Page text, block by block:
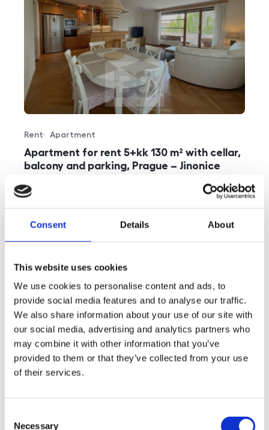
Consent Details About
This website uses cookies
We use cookies to personalise content and ads, to
provide social media features and to analyse our traffic.
We also share information about your use of our site with
our social media, advertising and analytics partners who
may combine it with other information that you’ve
provided to them or that they’ve collected from your use
of their services.
Necessary
Apartment for rent 5+kk 130 m² with cellar,
balcony and parking, Prague – Jinonice
Offer type
Rent
Property type
Apartment
rozměry
disposition
5+kk